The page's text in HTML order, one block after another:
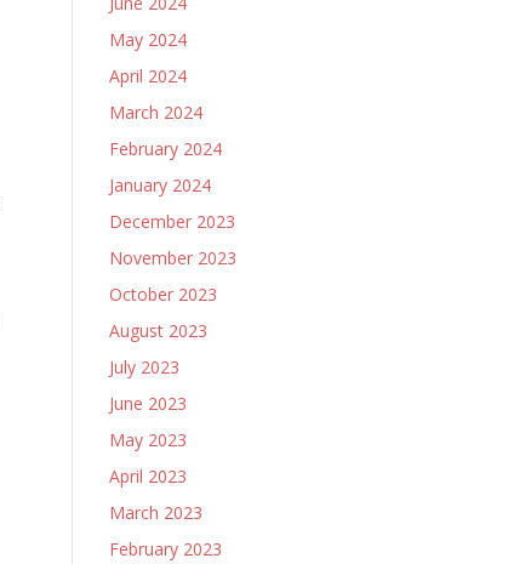
May 2024
April 2024
March 2024
February 2024
January 2024
December 2023
November 2023
October 2023
August 2023
July 2023
June 2023
May 2023
April 2023
March 2023
February 2023